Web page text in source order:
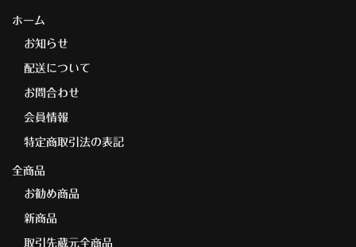
ホーム
お知らせ
配送について
お問合わせ
会員情報
特定商取引法の表記
全商品
お勧め商品
新商品
取引先蔵元全商品